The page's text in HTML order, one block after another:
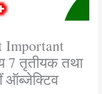
Important
7 तृतीयक तथा
ऑब्जेक्टिव